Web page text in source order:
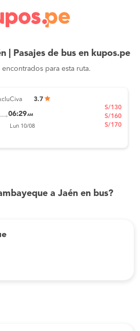
| Pasajes de bus en kupos.pe
para esta ruta.
3.7
06:29AM
Lun 10/08
S/130
S/160
S/170
a Jaén en bus?